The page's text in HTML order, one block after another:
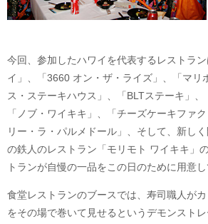
今回、参加したハワイを代表するレストラ
イ」、「3660 オン・ザ・ライズ」、「マリ
ス・ステーキハウス」、「BLTステーキ」、
「ノブ・ワイキキ」、「チーズケーキファ
リー・ラ・パルメドール」、そして、新し
の鉄人のレストラン「モリモト ワイキキ」
トランが自慢の一品をこの日のために用意し
食堂レストランのブースでは、寿司職人が
をその場で巻いて見せるというデモンストレ